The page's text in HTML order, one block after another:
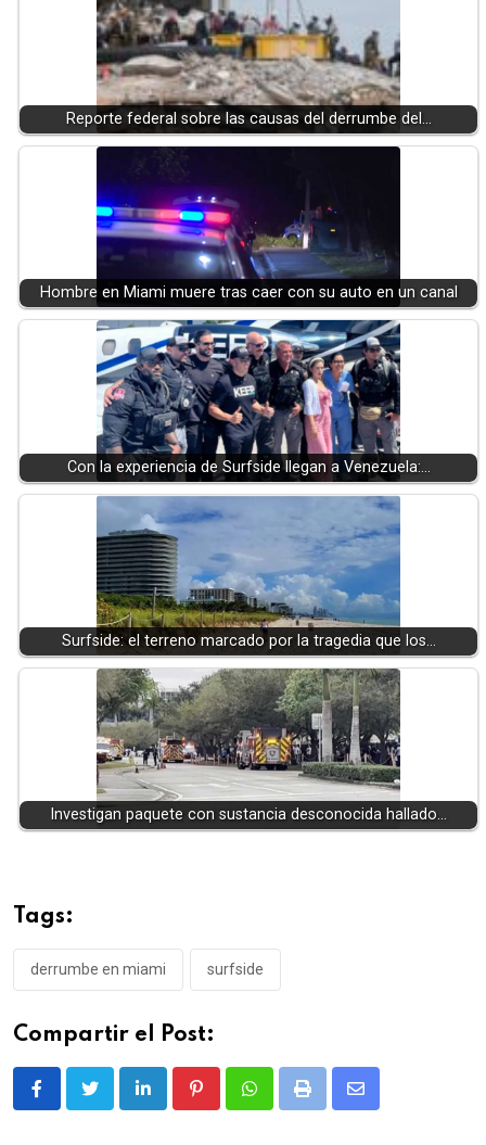
Reporte federal sobre las causas del derrumbe del…
Hombre en Miami muere tras caer con su auto en un canal
Con la experiencia de Surfside llegan a Venezuela:…
Surfside: el terreno marcado por la tragedia que los…
Investigan paquete con sustancia desconocida hallado…
Tags:
derrumbe en miami surfside
Compartir el Post:
LinkedIn PinterestWhatsappPrint
Share